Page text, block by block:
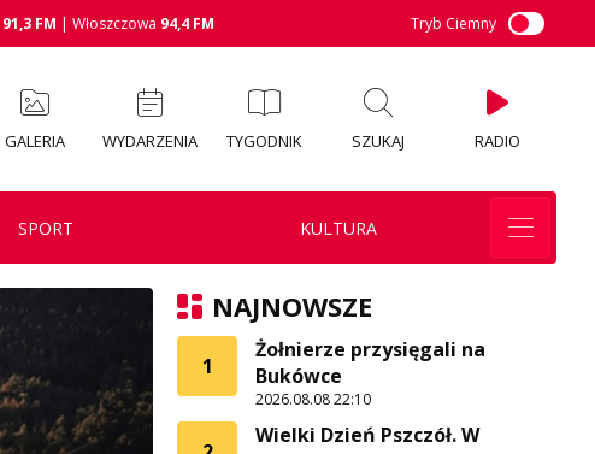
91,3 FM | Włoszczowa 94,4 FM Tryb Ciemny
GALERIA WYDARZENIA TYGODNIK SZUKAJ RADIO
SPORT KULTURA
NAJNOWSZE
1
Żołnierze przysięgali na
Bukówce
2026.08.08 22:10
Wielki Dzień Pszczół. W